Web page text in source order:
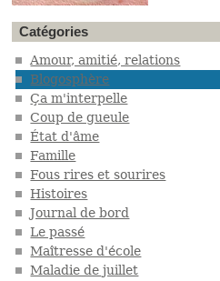
Catégories
Amour, amitié, relations
Blogosphère
Ça m'interpelle
Coup de gueule
État d'âme
Famille
Fous rires et sourires
Histoires
Journal de bord
Le passé
Maîtresse d'école
Maladie de juillet